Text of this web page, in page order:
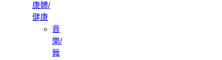
康體/
健康
音
樂/
舞